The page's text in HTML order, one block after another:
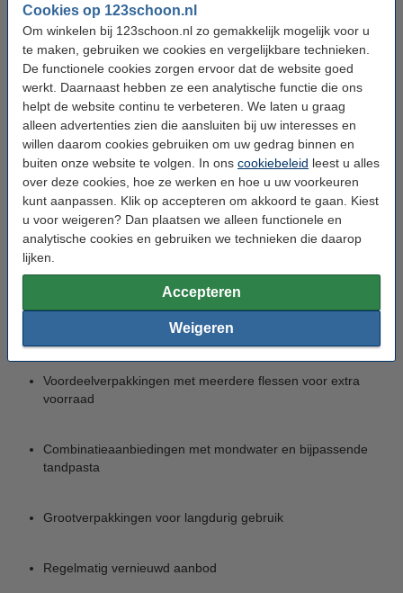
Cookies op 123schoon.nl
Om winkelen bij 123schoon.nl zo gemakkelijk mogelijk voor u
te maken, gebruiken we cookies en vergelijkbare technieken.
De functionele cookies zorgen ervoor dat de website goed
werkt. Daarnaast hebben ze een analytische functie die ons
helpt de website continu te verbeteren. We laten u graag
alleen advertenties zien die aansluiten bij uw interesses en
willen daarom cookies gebruiken om uw gedrag binnen en
buiten onze website te volgen. In ons cookiebeleid leest u alles
over deze cookies, hoe ze werken en hoe u uw voorkeuren
kunt aanpassen. Klik op accepteren om akkoord te gaan. Kiest
u voor weigeren? Dan plaatsen we alleen functionele en
analytische cookies en gebruiken we technieken die daarop
lijken.
Accepteren
Weigeren
Alcoholvrij: mild in smaak, geschikt voor dagelijks gebruik
of gevoelige mond
Er is ook speciaal mondwater voor kinderen, met een zachte
smaak en zonder alcohol. Alle producten zijn overzichtelijk
geprijsd en beschikbaar in handige verpakkingen van 250 ml tot
500 ml.
Mondwateraanbiedingen voor een
frisse mond met voordeel
mondwater aanbiedingen
hier scherpe kortingen op bekende merken zoals Listerine,
Voordeelverpakkingen met meerdere flessen voor extra
voorraad
Combinatieaanbiedingen met mondwater en bijpassende
tandpasta
Grootverpakkingen voor langdurig gebruik
Regelmatig vernieuwd aanbod